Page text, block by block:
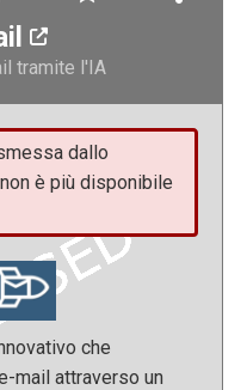
tramite l'IA
dallo
è più disponibile
che
mail attraverso un